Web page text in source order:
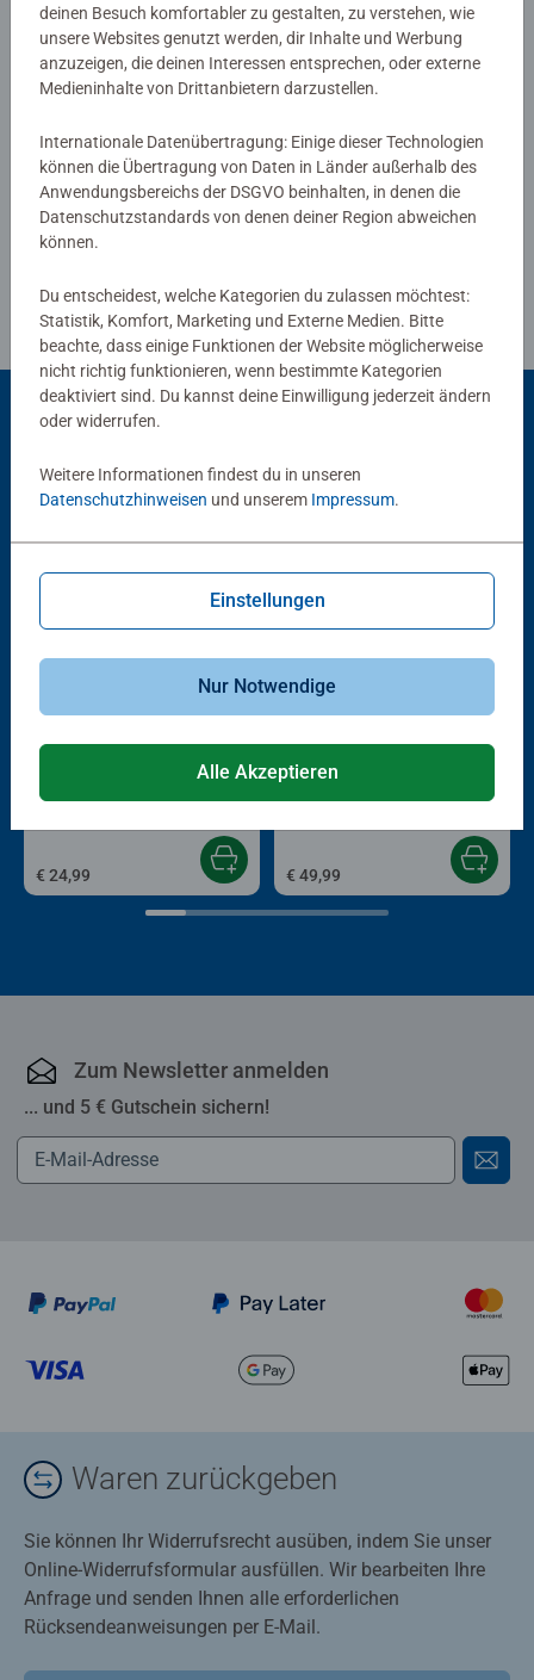
0/0
Richtlinien für Bewertungen
Andere Kunden mögen auch
Spiele für Erwachsene
€ 24,99
Moon Colony Bloodbath
€ 49,99
Zum Newsletter anmelden
... und 5 € Gutschein sichern!
Waren zurückgeben
Sie können Ihr Widerrufsrecht ausüben, indem Sie unser
Online-Widerrufsformular ausfüllen. Wir bearbeiten Ihre
Anfrage und senden Ihnen alle erforderlichen
Rücksendeanweisungen per E-Mail.
deinen Besuch komfortabler zu gestalten, zu verstehen, wie
unsere Websites genutzt werden, dir Inhalte und Werbung
anzuzeigen, die deinen Interessen entsprechen, oder externe
Medieninhalte von Drittanbietern darzustellen.
Internationale Datenübertragung: Einige dieser Technologien
können die Übertragung von Daten in Länder außerhalb des
Anwendungsbereichs der DSGVO beinhalten, in denen die
Datenschutzstandards von denen deiner Region abweichen
können.
Du entscheidest, welche Kategorien du zulassen möchtest:
Statistik, Komfort, Marketing und Externe Medien. Bitte
beachte, dass einige Funktionen der Website möglicherweise
nicht richtig funktionieren, wenn bestimmte Kategorien
deaktiviert sind. Du kannst deine Einwilligung jederzeit ändern
oder widerrufen.
Weitere Informationen findest du in unseren
Datenschutzhinweisen und unserem Impressum.
Einstellungen
Nur Notwendige
Alle Akzeptieren